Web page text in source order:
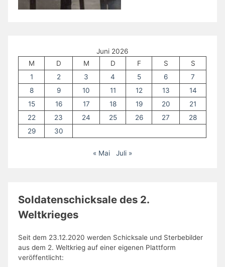
Juni 2026
M
D M D F S
S
1
2 3 4 5 6
7
8
9 10 11 12 13
14
15
16 17 18 19 20
21
22
23 24 25 26 27
28
29
30
« Mai Juli »
Soldatenschicksale des 2.
Weltkrieges
Seit dem 23.12.2020 werden Schicksale und Sterbebilder
aus dem 2. Weltkrieg auf einer eigenen Plattform
veröffentlicht: